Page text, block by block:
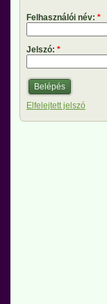
Felhasználói név: *
Jelszó: *
Elfelejtett jelszó